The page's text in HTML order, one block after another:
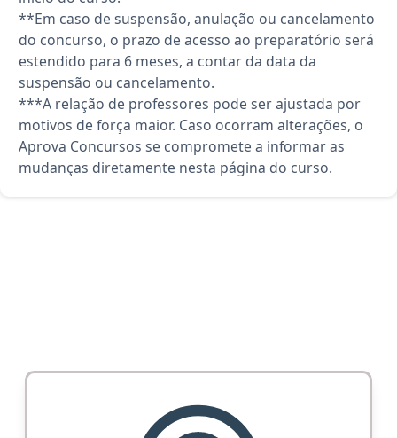
**Em caso de suspensão, anulação ou cancelamento
do concurso, o prazo de acesso ao preparatório será
estendido para 6 meses, a contar da data da
suspensão ou cancelamento.
***A relação de professores pode ser ajustada por
motivos de força maior. Caso ocorram alterações, o
Aprova Concursos se compromete a informar as
mudanças diretamente nesta página do curso.